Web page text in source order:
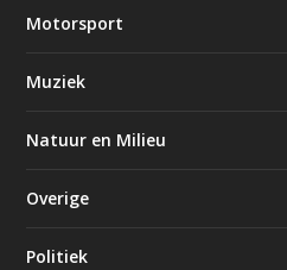
Motorsport
Muziek
Natuur en Milieu
Overige
Politiek